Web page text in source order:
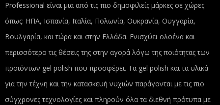
Professional είναι μια από τις πιο δημοφιλείς μάρκες σε χώρες
όπως: ΗΠΑ, Ισπανία, Ιταλία, Πολωνία, Ουκρανία, Ουγγαρία,
Βουλγαρία, και τώρα και στην Ελλάδα. Ενισχύει ολοένα και
περισσότερο τις θέσεις της στην αγορά λόγω της ποιότητας των
προϊόντων gel polish που προσφέρει. Τα gel polish και τα υλικά
για την τέχνη και την κατασκευή νυχιών παράγονται με τις πιο
σύγχρονες τεχνολογίες και πληρούν όλα τα διεθνή πρότυπα με